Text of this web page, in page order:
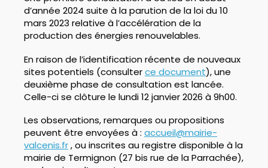
d’année 2024 suite à la parution de la loi du 10
mars 2023 relative à l’accélération de la
production des énergies renouvelables.
En raison de l’identification récente de nouveaux
sites potentiels (consulterce document), une
deuxième phase de consultation est lancée.
Celle-ci se clôture le lundi 12 janvier 2026 à 9h00.
Les observations, remarques ou propositions
peuvent être envoyées à : accueil@mairie-
valcenis.fr, ou inscrites au registre disponible à la
mairie de Termignon (27 bis rue de la Parrachée),